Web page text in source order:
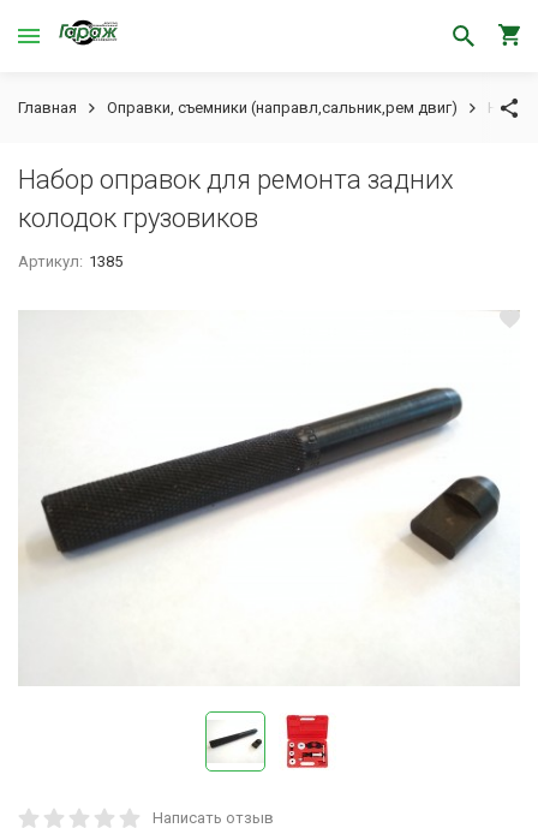
Главная Оправки, съемники (направл,сальник,рем двиг) Набор
Набор оправок для ремонта задних
колодок грузовиков
Артикул: 1385
Написать отзыв